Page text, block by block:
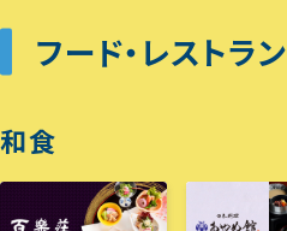
フード・レストラン
和食